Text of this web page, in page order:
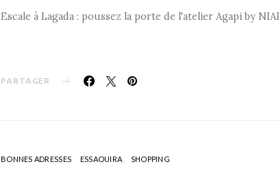
Escale à Lagada : poussez la porte de l'atelier Agapi by
PARTAGER
BONNES ADRESSES ESSAOUIRA SHOPPING